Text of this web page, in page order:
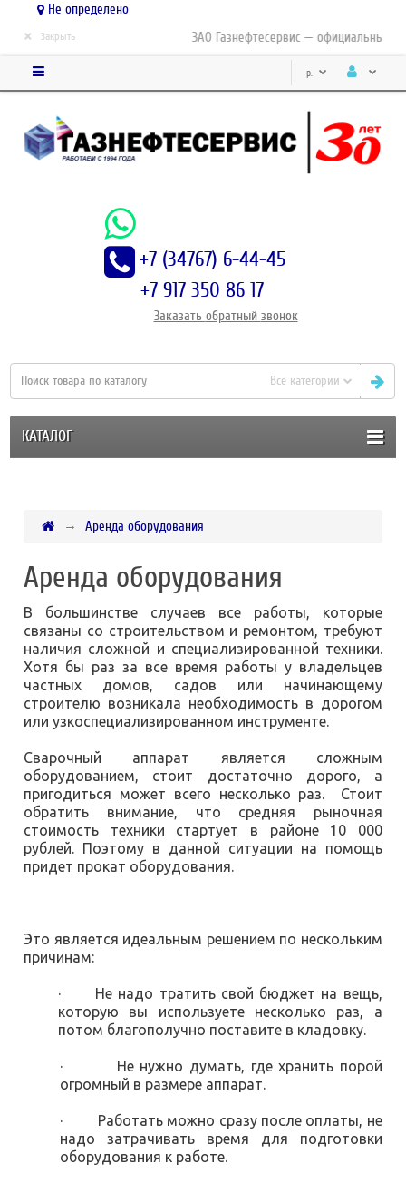
Не определено
ЗАО Газнефтесервис — официальный
× Закрыть
р.
+7 (34767) 6-44-45
+7 917 350 86 17
Заказать обратный звонок
Все категории
КАТАЛОГ
Аренда оборудования
Аренда оборудования
В большинстве случаев все работы, которые
связаны со строительством и ремонтом, требуют
наличия сложной и специализированной техники.
Хотя бы раз за все время работы у владельцев
частных домов, садов или начинающему
строителю возникала необходимость в дорогом
или узкоспециализированном инструменте.
Сварочный аппарат является сложным
оборудованием, стоит достаточно дорого, а
пригодиться может всего несколько раз. Стоит
обратить внимание, что средняя рыночная
стоимость техники стартует в районе 10 000
рублей. Поэтому в данной ситуации на помощь
придет прокат оборудования.
Это является идеальным решением по нескольким
причинам:
· Не надо тратить свой бюджет на вещь,
которую вы используете несколько раз, а
потом благополучно поставите в кладовку.
· Не нужно думать, где хранить порой
огромный в размере аппарат.
· Работать можно сразу после оплаты, не
надо затрачивать время для подготовки
оборудования к работе.